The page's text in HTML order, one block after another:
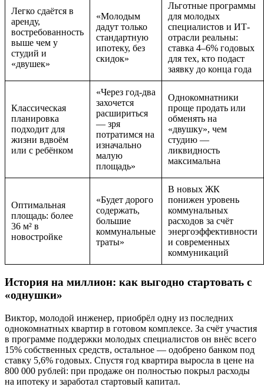
Легко сдаётся в
аренду,
востребованность
выше чем у
студий и
«двушек»
«Молодым
дадут только
стандартную
ипотеку, без
скидок»
Льготные программы
для молодых
специалистов и ИТ-
отрасли реальны:
ставка 4–6% годовых
для тех, кто подаст
заявку до конца года
Классическая
планировка
подходит для
жизни вдвоём
или с ребёнком
«Через год-два
захочется
расшириться
— зря
потратимся на
изначально
малую
площадь»
Однокомнатники
проще продать или
обменять на
«двушку», чем
студию —
ликвидность
максимальна
Оптимальная
площадь: более
36 м² в
новостройке
«Будет дорого
содержать,
большие
коммунальные
траты»
В новых ЖК
понижен уровень
коммунальных
расходов за счёт
энергоэффективности
и современных
коммуникаций
История на миллион: как выгодно стартовать с
«однушки»
Виктор, молодой инженер, приобрёл одну из последних
однокомнатных квартир в готовом комплексе. За счёт участия
в программе поддержки молодых специалистов он внёс всего
15% собственных средств, остальное — одобрено банком под
ставку 5,6% годовых. Спустя год квартира выросла в цене на
800 000 рублей: при продаже он полностью покрыл расходы
на ипотеку и заработал стартовый капитал.